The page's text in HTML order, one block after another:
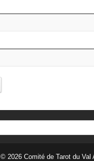
© 2026 Comité de Tarot du Val